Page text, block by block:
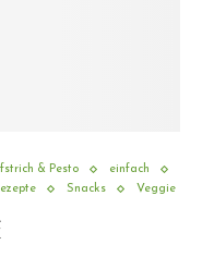
& Pesto
einfach
Snacks Veggie